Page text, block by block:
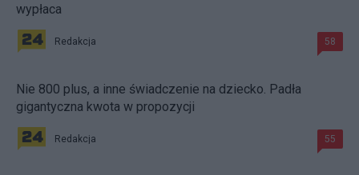
wypłaca
Redakcja 58
Nie 800 plus, a inne świadczenie na dziecko. Padła
gigantyczna kwota w propozycji
Redakcja 55